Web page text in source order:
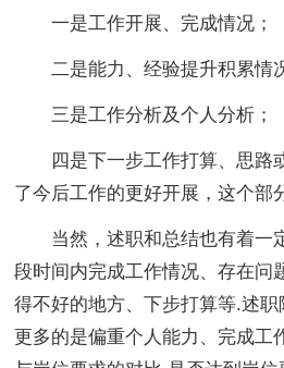
一是工作开展、完成情况；
二是能力、经验提升积累情
三是工作分析及个人分析；
四是下一步工作打算、思路
了今后工作的更好开展，这个部
当然，述职和总结也有着一
段时间内完成工作情况、存在问
得不好的地方、下步打算等.述
更多的是偏重个人能力、完成工